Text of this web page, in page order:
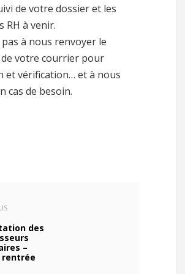
de votre dossier et les
RH à venir.
pas à nous renvoyer le
votre courrier pour
et vérification… et à nous
cas de besoin.
des
–